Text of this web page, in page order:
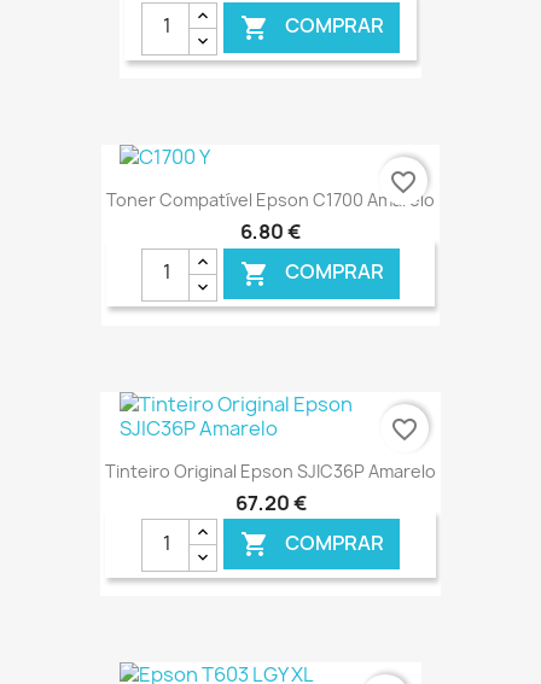
 COMPRAR
€ ONLINE
Toner Compatível Epson C1700 Amarelo
6,80 €
 COMPRAR
€ ONLINE
favorite_border
Tinteiro Original Epson SJIC36P Amarelo
67,20 €
 COMPRAR
favorite_border